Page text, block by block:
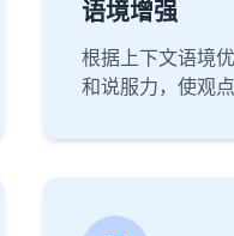
语境增强
根据上下文语境
和说服力，使观